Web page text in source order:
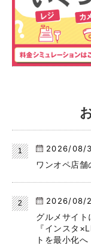
2026/08/
ワンオペ店舗
2026/08/
グルメサイ
『インスタ
トを最小化へ